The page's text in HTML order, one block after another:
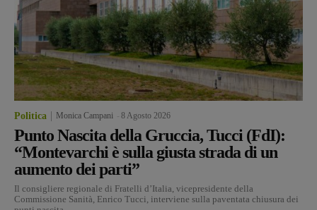
Politica Monica Campani 8 Agosto 2026
Punto Nascita della Gruccia, Tucci (FdI):
“Montevarchi è sulla giusta strada di un
aumento dei parti”
Il consigliere regionale di Fratelli d’Italia, vicepresidente della
Commissione Sanità, Enrico Tucci, interviene sulla paventata chiusura dei